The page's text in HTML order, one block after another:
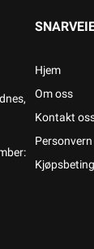
Hjem
Om oss
Kontakt
Personvern